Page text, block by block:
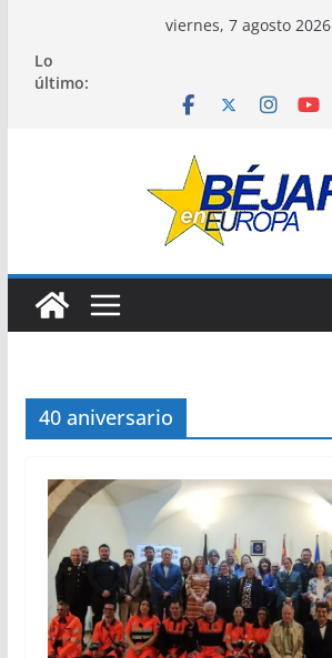
contenido
viernes, 7 agosto 2026
Lo
último:
40 aniversario